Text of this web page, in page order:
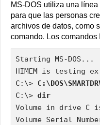
MS-DOS utiliza una
para que las personas
archivos de datos, como
comando. Los comandos
Starting MS-DOS...
HIMEM is testing
C:\>
C:\> dir
Volume in drive C is
Volume Serial